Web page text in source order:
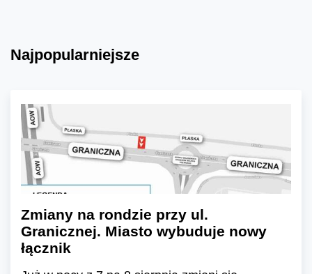
Najpopularniejsze
Zmiany na rondzie przy ul.
Granicznej. Miasto wybuduje nowy
łącznik